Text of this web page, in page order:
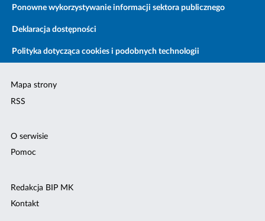
Ponowne wykorzystywanie informacji sektora publicznego
Deklaracja dostępności
Polityka dotycząca cookies i podobnych technologii
Mapa strony
RSS
O serwisie
Pomoc
Redakcja BIP MK
Kontakt